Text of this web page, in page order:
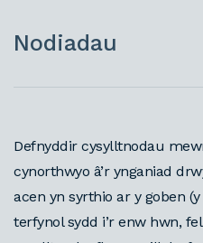
Nodiadau
Defnyddir cysylltnodau
cynorthwyo â’r ynganiad
acen yn syrthio ar y goben
terfynol sydd i’r enw hwn,